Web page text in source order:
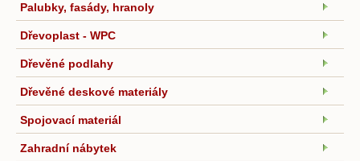
Palubky, fasády, hranoly
Dřevoplast - WPC
Dřevěné podlahy
Dřevěné deskové materiály
Spojovací materiál
Zahradní nábytek